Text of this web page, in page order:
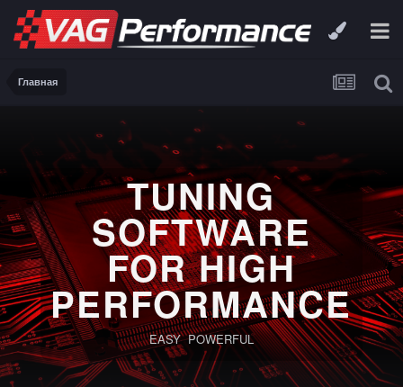
Главная
TUNING
SOFTWARE
FOR HIGH
PERFORMANCE
EASY POWERFUL